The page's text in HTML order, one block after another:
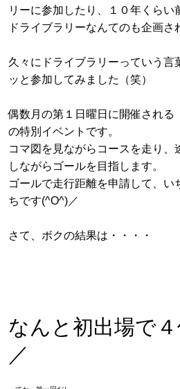
リーに参加したり、１０年くら
ドライブラリーなんてのも企画さ
久々にドライブラリーっていう言
ッと参加してみました（笑）
偶数月の第１日曜日に開催される
の特別イベントです。
コマ図を見ながらコースを走り、
しながらゴールを目指します。
ゴールで走行距離を申請して、い
ちです(^O^)／
さて、ボクの結果は・・・・
なんと初出場で
／